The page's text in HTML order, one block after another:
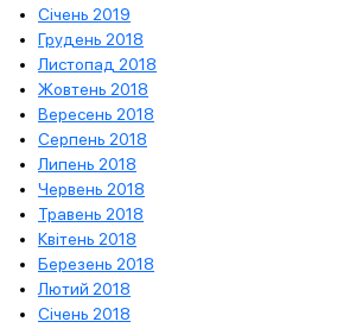
Січень 2019
Грудень 2018
Листопад 2018
Жовтень 2018
Вересень 2018
Серпень 2018
Липень 2018
Червень 2018
Травень 2018
Квітень 2018
Березень 2018
Лютий 2018
Січень 2018